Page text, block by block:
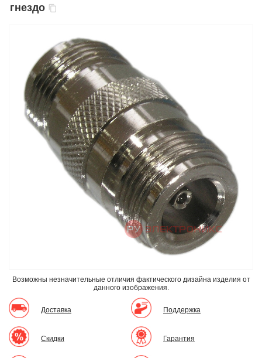
гнездо
Возможны незначительные отличия фактического дизайна изделия от
данного изображения.
Доставка
Скидки
Поддержка
Гарантия